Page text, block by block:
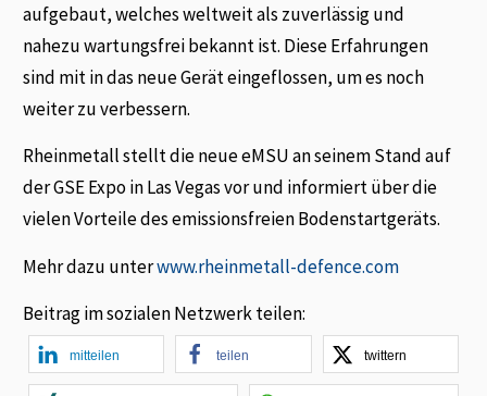
aufgebaut, welches weltweit als zuverlässig und
nahezu wartungsfrei bekannt ist. Diese Erfahrungen
sind mit in das neue Gerät eingeflossen, um es noch
weiter zu verbessern.
Rheinmetall stellt die neue eMSU an seinem Stand auf
der GSE Expo in Las Vegas vor und informiert über die
vielen Vorteile des emissionsfreien Bodenstartgeräts.
Mehr dazu unterwww.rheinmetall-defence.com
Beitrag im sozialen Netzwerk teilen:
mitteilen teilen twittern